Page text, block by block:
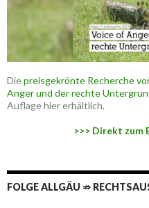
Diepreisgekrönte Recherche
Anger und der rechte
Auflage hier erhältlich.
>>> Direkt zum
FOLGE ALLGÄU ⇏